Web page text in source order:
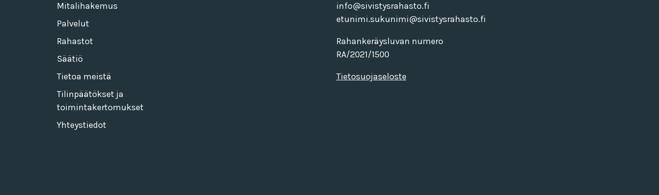
Mitalihakemus
Palvelut
Rahastot
Säätiö
Tietoa meistä
Tilinpäätökset ja
toimintakertomukset
Yhteystiedot
info@sivistysrahasto.fi
etunimi.sukunimi@sivistysrahasto.fi
Rahankeräysluvan numero
RA/2021/1500
Tietosuojaseloste